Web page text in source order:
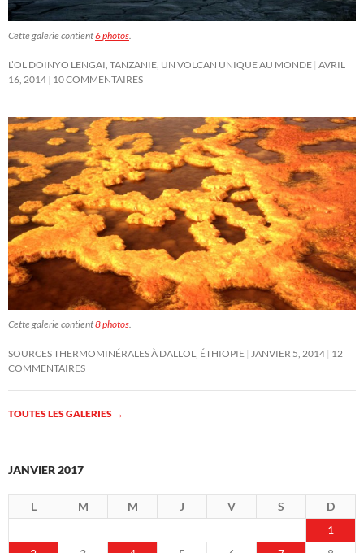
Cette galerie contient6 photos.
L’OL DOINYO LENGAI, TANZANIE, UN VOLCAN UNIQUE AU MONDE AVRIL
16, 2014 10 COMMENTAIRES
Cette galerie contient8 photos.
SOURCES THERMOMINÉRALES À DALLOL, ÉTHIOPIE JANVIER 5, 2014 12
COMMENTAIRES
TOUTES LES GALERIES →
JANVIER 2017
L M M J V S
D
1